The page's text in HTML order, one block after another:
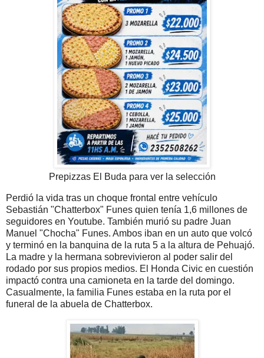
Prepizzas El Buda para ver la selección
Perdió la vida tras un choque frontal entre vehículo
Sebastián "Chatterbox" Funes quien tenía 1,6 millones de
seguidores en Youtube. También murió su padre Juan
Manuel "Chocha" Funes. Ambos iban en un auto que volcó
y terminó en la banquina de la ruta 5 a la altura de Pehuajó.
La madre y la hermana sobrevivieron al poder salir del
rodado por sus propios medios. El Honda Civic en cuestión
impactó contra una camioneta en la tarde del domingo.
Casualmente, la familia Funes estaba en la ruta por el
funeral de la abuela de Chatterbox.